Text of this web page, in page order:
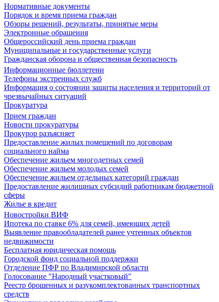
Нормативные документы
Порядок и время приема граждан
Обзоры решений, результаты, принятые меры
Электронные обращения
Общероссийский день приема граждан
Муниципальные и государственные услуги
Гражданская оборона и общественная безопасность
Информационные бюллетени
Телефоны экстренных служб
Информация о состоянии защиты населения и территорий от
чрезвычайных ситуаций
Прокуратура
Прием граждан
Новости прокуратуры
Прокурор разъясняет
Предоставление жилых помещений по договорам
социального найма
Обеспечение жильем многодетных семей
Обеспечение жильем молодых семей
Обеспечение жильем отдельных категорий граждан
Предоставление жилищных субсидий работникам бюджетной
сферы
Жилье в кредит
Новостройки ВИФ
Ипотека по ставке 6% для семей, имеющих детей
Выявление правообладателей ранее учтенных объектов
недвижимости
Бесплатная юридическая помощь
Городской фонд социальной поддержки
Отделение ПФР по Владимирской области
Голосование "Народный участковый"
Реестр брошенных и разукомплектованных транспортных
средств